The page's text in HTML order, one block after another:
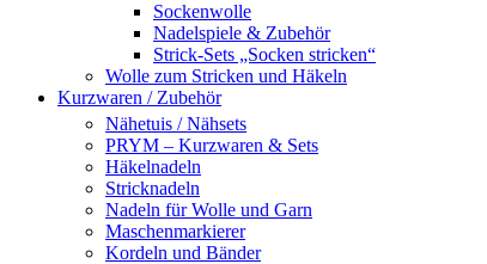
Sockenwolle
Nadelspiele & Zubehör
Strick-Sets „Socken stricken“
Wolle zum Stricken und Häkeln
Kurzwaren / Zubehör
Nähetuis / Nähsets
PRYM – Kurzwaren & Sets
Häkelnadeln
Stricknadeln
Nadeln für Wolle und Garn
Maschenmarkierer
Kordeln und Bänder